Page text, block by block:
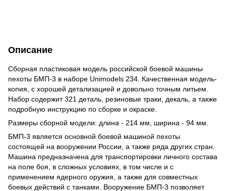
Описание
Сборная пластиковая модель российской боевой машины
пехоты БМП-3 в наборе Unimodels 234. Качественная модель-
копия, с хорошей детализацией и довольно точным литьем.
Набор содержит 321 деталь, резиновые траки, декаль, а также
подробную инструкцию по сборке и окраске.
Размеры сборной модели: длина - 214 мм, ширина - 94 мм.
БМП-3 является основной боевой машиной пехоты
состоящей на вооружении России, а также ряда других стран.
Машина предназначена для транспортировки личного состава
на поле боя, в сложных условиях, в том числе и с
применением ядерного оружия, а также для совместных
боевых действий с танками. Вооружение БМП-3 позволяет